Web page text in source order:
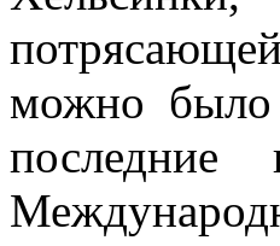
можно было
последние